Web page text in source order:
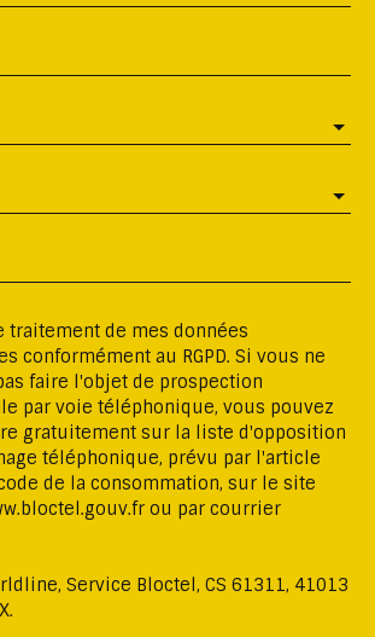
traitement de mes données
conformément au RGPD. Si vous ne
faire l'objet de prospection
par voie téléphonique, vous pouvez
gratuitement sur la liste d'opposition
téléphonique, prévu par l'article
de la consommation, sur le site
ou par courrier
Service Bloctel, CS 61311, 41013